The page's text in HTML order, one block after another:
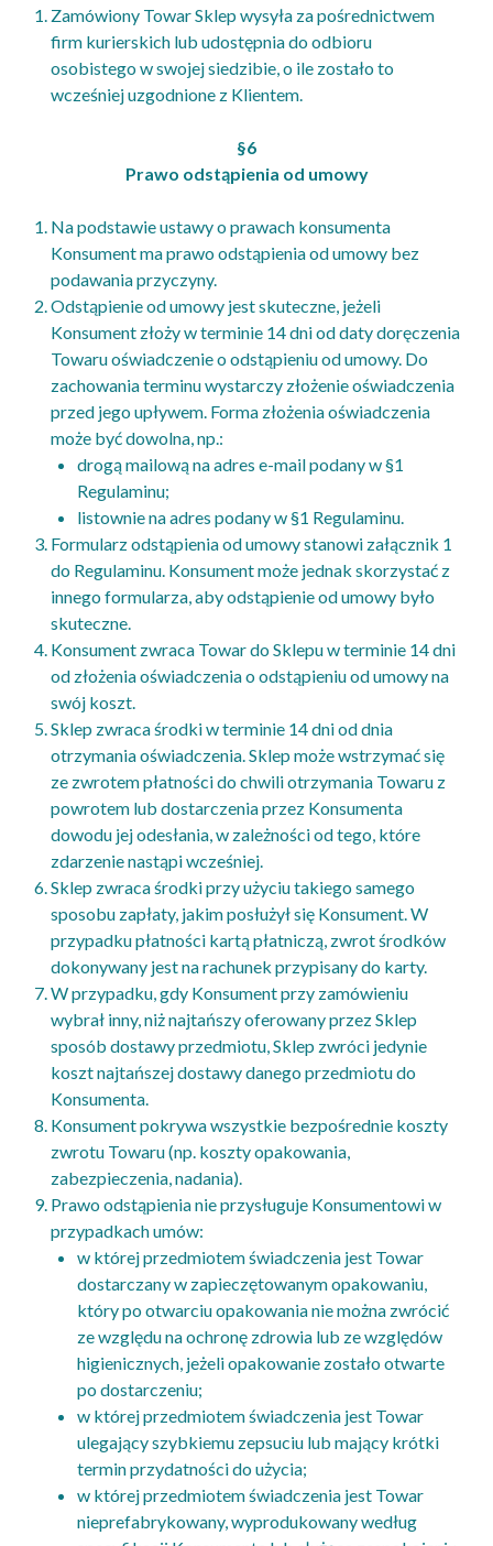
Zamówiony Towar Sklep wysyła za pośrednictwem
firm kurierskich lub udostępnia do odbioru
osobistego w swojej siedzibie, o ile zostało to
wcześniej uzgodnione z Klientem.
§6
Prawo odstąpienia od umowy
Na podstawie ustawy o prawach konsumenta
Konsument ma prawo odstąpienia od umowy bez
podawania przyczyny.
Odstąpienie od umowy jest skuteczne, jeżeli
Konsument złoży w terminie 14 dni od daty doręczenia
Towaru oświadczenie o odstąpieniu od umowy. Do
zachowania terminu wystarczy złożenie oświadczenia
przed jego upływem. Forma złożenia oświadczenia
może być dowolna, np.:
drogą mailową na adres e-mail podany w §1
Regulaminu;
listownie na adres podany w §1 Regulaminu.
Formularz odstąpienia od umowy stanowi załącznik 1
do Regulaminu. Konsument może jednak skorzystać z
innego formularza, aby odstąpienie od umowy było
skuteczne.
Konsument zwraca Towar do Sklepu w terminie 14 dni
od złożenia oświadczenia o odstąpieniu od umowy na
swój koszt.
Sklep zwraca środki w terminie 14 dni od dnia
otrzymania oświadczenia. Sklep może wstrzymać się
ze zwrotem płatności do chwili otrzymania Towaru z
powrotem lub dostarczenia przez Konsumenta
dowodu jej odesłania, w zależności od tego, które
zdarzenie nastąpi wcześniej.
Sklep zwraca środki przy użyciu takiego samego
sposobu zapłaty, jakim posłużył się Konsument. W
przypadku płatności kartą płatniczą, zwrot środków
dokonywany jest na rachunek przypisany do karty.
W przypadku, gdy Konsument przy zamówieniu
wybrał inny, niż najtańszy oferowany przez Sklep
sposób dostawy przedmiotu, Sklep zwróci jedynie
koszt najtańszej dostawy danego przedmiotu do
Konsumenta.
Konsument pokrywa wszystkie bezpośrednie koszty
zwrotu Towaru (np. koszty opakowania,
zabezpieczenia, nadania).
Prawo odstąpienia nie przysługuje Konsumentowi w
przypadkach umów:
w której przedmiotem świadczenia jest Towar
dostarczany w zapieczętowanym opakowaniu,
który po otwarciu opakowania nie można zwrócić
ze względu na ochronę zdrowia lub ze względów
higienicznych, jeżeli opakowanie zostało otwarte
po dostarczeniu;
w której przedmiotem świadczenia jest Towar
ulegający szybkiemu zepsuciu lub mający krótki
termin przydatności do użycia;
w której przedmiotem świadczenia jest Towar
nieprefabrykowany, wyprodukowany według